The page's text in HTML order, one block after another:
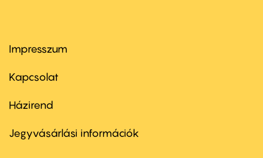
Footer
first
Impresszum
Kapcsolat
Footer
second
Házirend
Jegyvásárlási információk